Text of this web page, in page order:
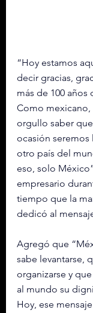
“Hoy estamos
decir gracias,
más de 100
Como mexicano,
orgullo saber
ocasión seremos
otro país del
eso, solo
empresario
tiempo que la
dedicó al
Agregó que
sabe levantarse,
organizarse y
al mundo su
Hoy, ese